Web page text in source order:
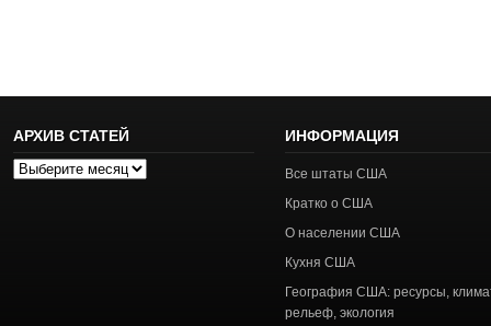
АРХИВ СТАТЕЙ
Архив
ИНФОРМАЦИЯ
Все штаты США
Кратко о США
О населении США
Кухня США
География США: ресурсы,
рельеф, экология